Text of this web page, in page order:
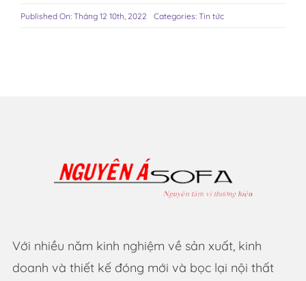
Published On: Tháng 12 10th, 2022 Categories: Tin tức
Với nhiều năm kinh nghiệm về sản xuất, kinh
doanh và thiết kế đóng mới và bọc lại nội thất